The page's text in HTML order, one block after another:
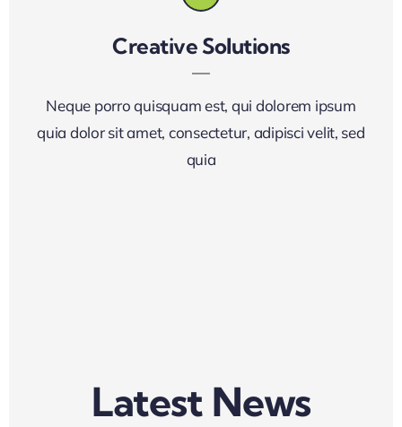
Creative Solutions
Neque porro quisquam est, qui dolorem ipsum
quia dolor sit amet, consectetur, adipisci velit, sed
quia
Latest News